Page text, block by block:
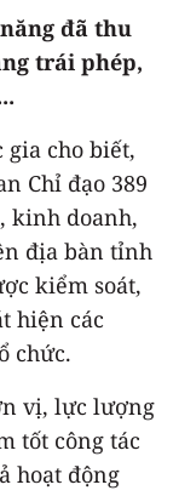
đã thu
trái phép,
gia cho biết,
Chỉ đạo 389
kinh doanh,
địa bàn tỉnh
kiểm soát,
hiện các
chức.
vị, lực lượng
tốt công tác
hoạt động